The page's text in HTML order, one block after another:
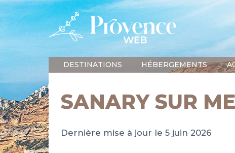
DESTINATIONS HÉBERGEMENTS
SANARY SUR
Dernière mise à jour le 5 juin 2026